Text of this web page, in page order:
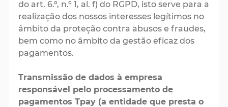
do art. 6.º, n.º 1, al. f) do RGPD, isto serve para a
realização dos nossos interesses legítimos no
âmbito da proteção contra abusos e fraudes,
bem como no âmbito da gestão eficaz dos
pagamentos.
Transmissão de dados à empresa
responsável pelo processamento de
pagamentos Tpay (a entidade que presta o